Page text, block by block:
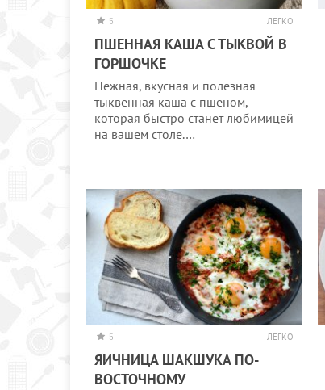
5 ЛЕГКО
ПШЕННАЯ КАША С ТЫКВОЙ В
ГОРШОЧКЕ
Нежная, вкусная и полезная
тыквенная каша с пшеном,
которая быстро станет любимицей
на вашем столе.…
5 ЛЕГКО
ЯИЧНИЦА ШАКШУКА ПО-
ВОСТОЧНОМУ